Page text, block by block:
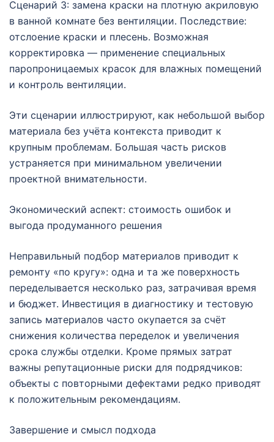
Сценарий 3: замена краски на плотную акриловую
в ванной комнате без вентиляции. Последствие:
отслоение краски и плесень. Возможная
корректировка — применение специальных
паропроницаемых красок для влажных помещений
и контроль вентиляции.
Эти сценарии иллюстрируют, как небольшой выбор
материала без учёта контекста приводит к
крупным проблемам. Большая часть рисков
устраняется при минимальном увеличении
проектной внимательности.
Экономический аспект: стоимость ошибок и
выгода продуманного решения
Неправильный подбор материалов приводит к
ремонту «по кругу»: одна и та же поверхность
переделывается несколько раз, затрачивая время
и бюджет. Инвестиция в диагностику и тестовую
запись материалов часто окупается за счёт
снижения количества переделок и увеличения
срока службы отделки. Кроме прямых затрат
важны репутационные риски для подрядчиков:
объекты с повторными дефектами редко приводят
к положительным рекомендациям.
Завершение и смысл подхода